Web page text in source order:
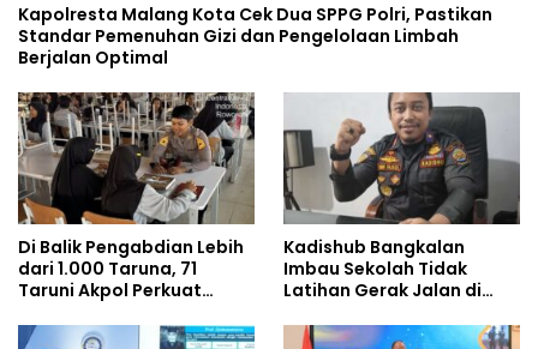
Kapolresta Malang Kota Cek Dua SPPG Polri, Pastikan
Standar Pemenuhan Gizi dan Pengelolaan Limbah
Berjalan Optimal
Di Balik Pengabdian Lebih
dari 1.000 Taruna, 71
Taruni Akpol Perkuat
Siswa Sekolah Rakyat
Kadishub Bangkalan
Imbau Sekolah Tidak
Latihan Gerak Jalan di